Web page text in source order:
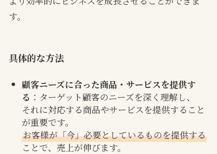
す。
具体的な方法
顧客ニーズに合った商品・サービスを提供す
る ：ターゲット顧客のニーズを深く理解し、
それに対応する商品やサービスを提供すること
が重要です。
お客様が「今」必要としているものを提供する
ことで、売上が伸びます。